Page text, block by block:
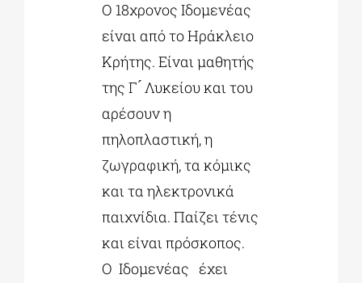
Ο 18χρονος Ιδομενέας
είναι από το Ηράκλειο
Κρήτης. Είναι μαθητής
της Γ ́ Λυκείου και του
αρέσουν η
πηλοπλαστική, η
ζωγραφική, τα κόμικς
και τα ηλεκτρονικά
παιχνίδια. Παίζει τένις
και είναι πρόσκοπος.
O Ιδομενέας έχει